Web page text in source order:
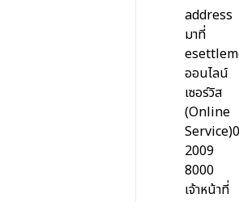
address
มาที่
ออนไลน์
เซอร์วิส
(Online
Service)0
2009
8000
เจ้าหน้าที่